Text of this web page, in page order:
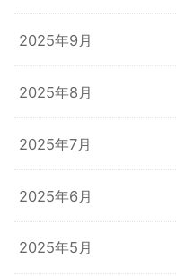
2025年9月
2025年8月
2025年7月
2025年6月
2025年5月